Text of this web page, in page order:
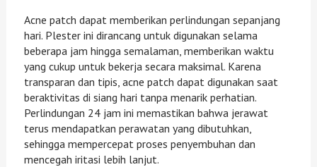
Acne patch dapat memberikan perlindungan sepanjang
hari. Plester ini dirancang untuk digunakan selama
beberapa jam hingga semalaman, memberikan waktu
yang cukup untuk bekerja secara maksimal. Karena
transparan dan tipis, acne patch dapat digunakan saat
beraktivitas di siang hari tanpa menarik perhatian.
Perlindungan 24 jam ini memastikan bahwa jerawat
terus mendapatkan perawatan yang dibutuhkan,
sehingga mempercepat proses penyembuhan dan
mencegah iritasi lebih lanjut.